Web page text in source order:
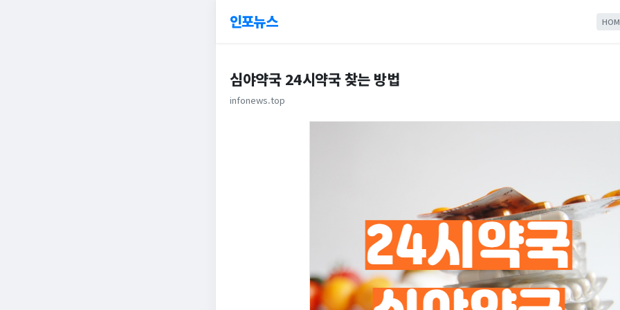
인포뉴스
심야약국 24시약국 찾는 방법
infonews.top